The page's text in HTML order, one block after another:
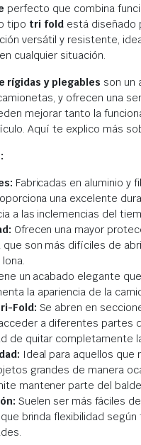
perfecto que combina
tipo tri fold está diseñado
versátil y resistente,
cualquier situación.
rígidas y plegables son un
y ofrecen una
mejorar tanto la
Aquí te explico más
Fabricadas en aluminio y
una excelente
a las inclemencias del
Ofrecen una mayor
que son más difíciles de
un acabado elegante que
la apariencia de la
Fold: Se abren en
a diferentes partes
de quitar completamente
Ideal para aquellos que
grandes de manera
mantener parte del
Suelen ser más fáciles
brinda flexibilidad según